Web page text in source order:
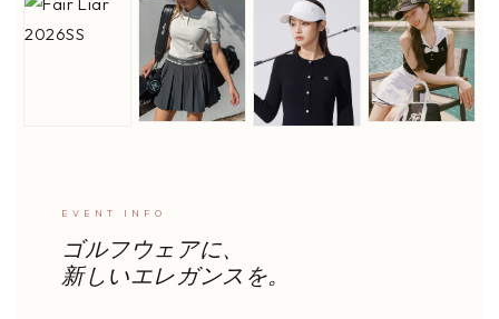
EVENT INFO
ゴルフウェアに、
新しいエレガンスを。